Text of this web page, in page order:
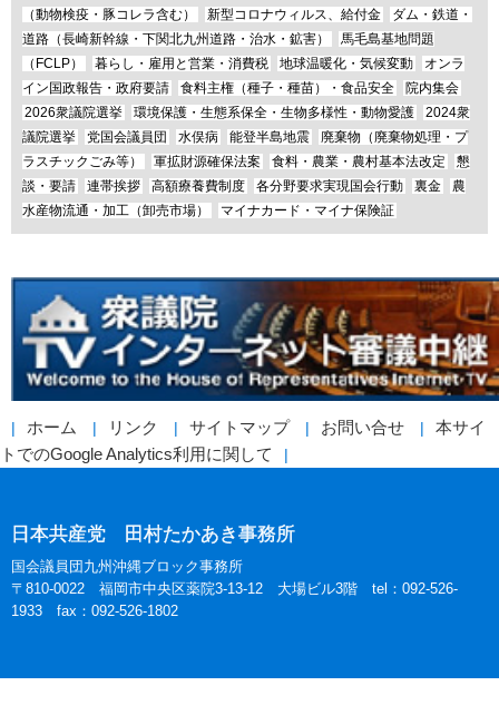
（動物検疫・豚コレラ含む）
新型コロナウィルス、給付金
ダム・鉄道・
道路（長崎新幹線・下関北九州道路・治水・鉱害）
馬毛島基地問題
（FCLP）
暮らし・雇用と営業・消費税 地球温暖化・気候変動
オンラ
イン国政報告・政府要請
食料主権（種子・種苗）・食品安全
院内集会
2026衆議院選挙
環境保護・生態系保全・生物多様性・動物愛護
2024衆
議院選挙
党国会議員団 水俣病 能登半島地震
廃棄物（廃棄物処理・プ
ラスチックごみ等）
軍拡財源確保法案 食料・農業・農村基本法改定
懇
談・要請
連帯挨拶 高額療養費制度 各分野要求実現国会行動 裏金
農
水産物流通・加工（卸売市場）
マイナカード・マイナ保険証
ホーム リンク サイトマップ お問い合せ
本サイ
トでのGoogle Analytics利用に関して
日本共産党 田村たかあき事務所
国会議員団九州沖縄ブロック事務所
〒810-0022 福岡市中央区薬院3-13-12 大場ビル3階 tel：092-526-
1933 fax：092-526-1802